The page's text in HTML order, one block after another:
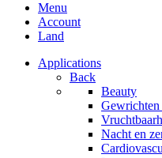
Menu
Account
Land
Applications
Back
Beauty
Gewrichten
Nacht en